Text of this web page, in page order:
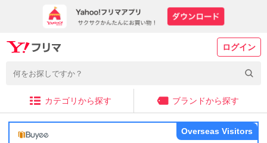
ログイン
カテゴリから探す ブランドから探す
Overseas Visitors